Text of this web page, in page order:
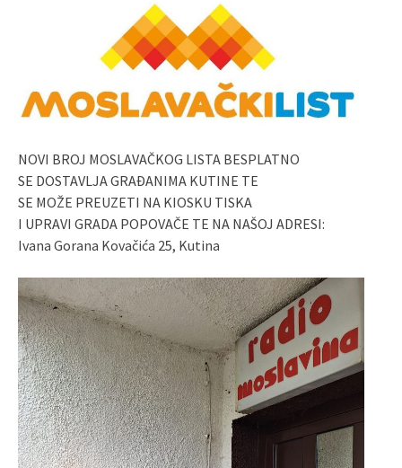
NOVI BROJ MOSLAVAČKOG LISTA BESPLATNO
SE DOSTAVLJA GRAĐANIMA KUTINE TE
SE MOŽE PREUZETI NA KIOSKU TISKA
I UPRAVI GRADA POPOVAČE TE NA NAŠOJ ADRESI:
Ivana Gorana Kovačića 25, Kutina